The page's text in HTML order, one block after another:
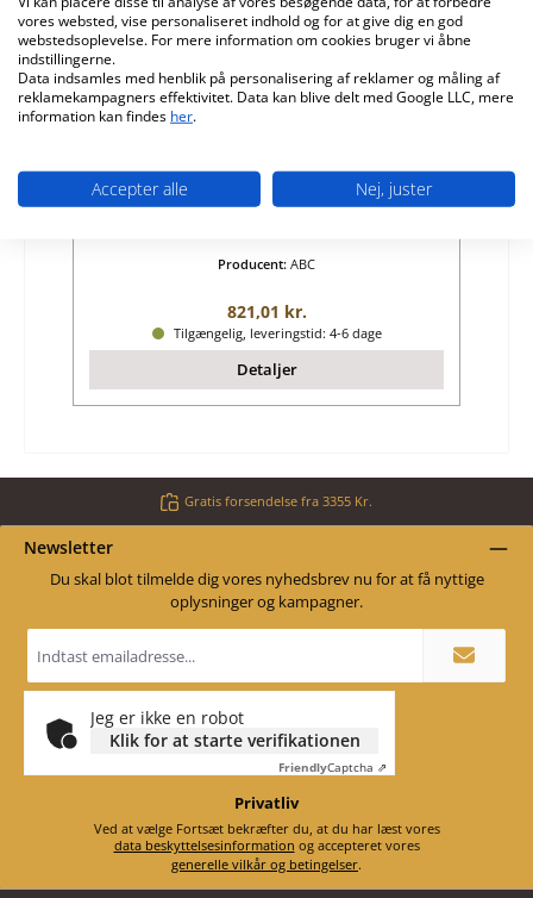
Producent: ABC
Almindelig pris:
821,01 kr.
Tilgængelig, leveringstid: 4-6 dage
Detaljer
Gratis forsendelse fra 3355 Kr.
Newsletter
Du skal blot tilmelde dig vores nyhedsbrev nu for at få nyttige
oplysninger og kampagner.
adresse
*
Jeg er ikke en robot
Klik for at starte verifikationen
FriendlyCaptcha ⇗
Privatliv
Ved at vælge Fortsæt bekræfter du, at du har læst vores
data beskyttelsesinformation
og accepteret vores
generelle vilkår og betingelser.
vores websted, vise personaliseret indhold og for at give dig en god
webstedsoplevelse. For mere information om cookies bruger vi åbne
indstillingerne.
Data indsamles med henblik på personalisering af reklamer og måling af
reklamekampagners effektivitet. Data kan blive delt med Google LLC, mere
information kan findes her.
Accepter alle Nej, juster